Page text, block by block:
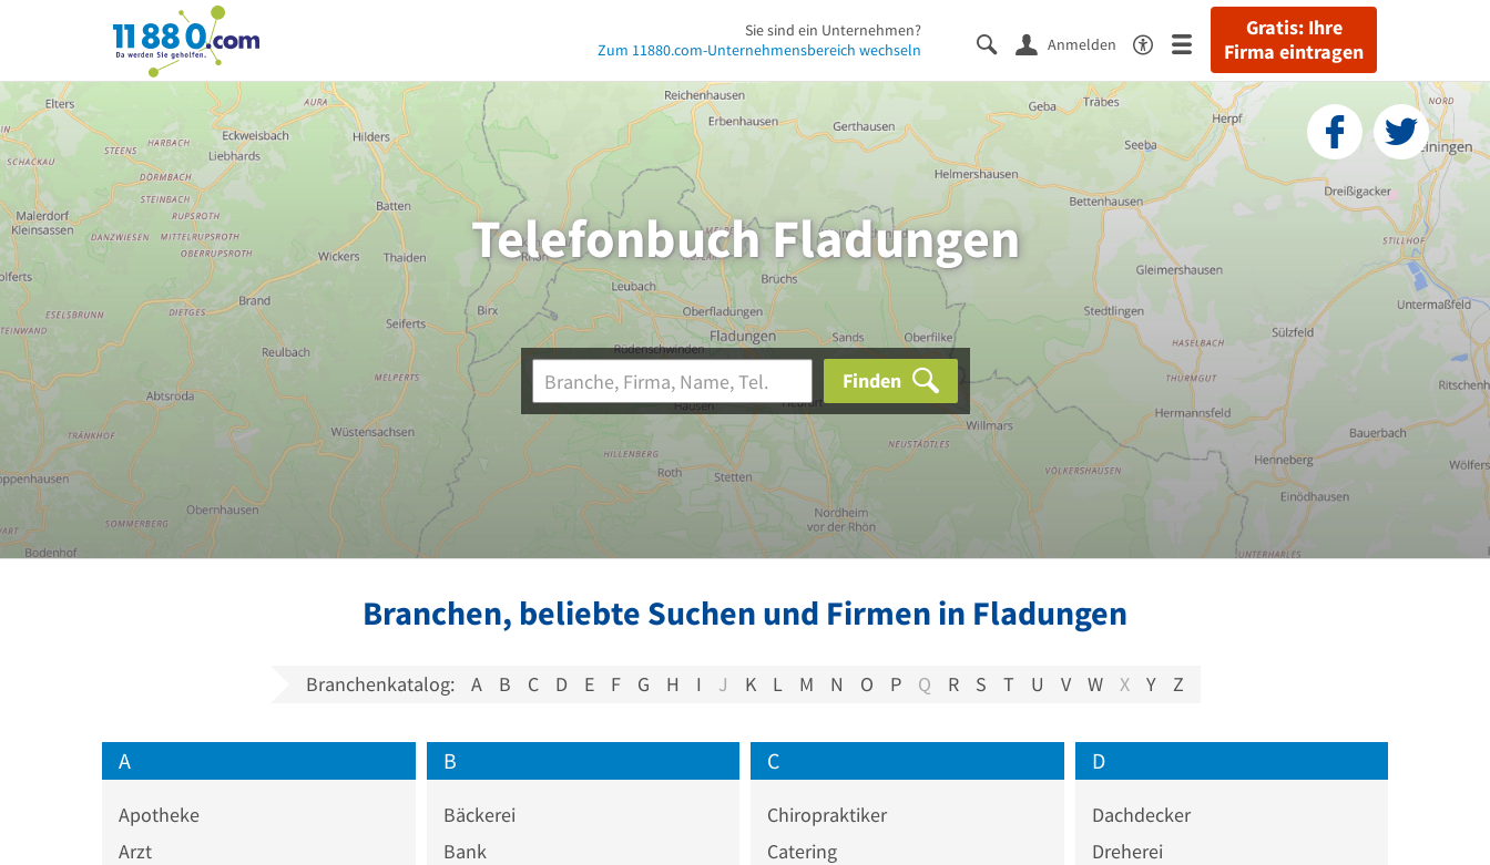
11880.com
Gratis: Ihre
Firma eintragen
Anmelden
Sie sind ein Unternehmen?
Zum 11880.com-Unternehmensbereich wechseln
Telefonbuch Fladungen
Finden
Branchen, beliebte Suchen und Firmen in Fladungen
Branchenkatalog: A B C D E F G H I J K L M N O P Q R S T U V W X Y Z
A
Apotheke
Arzt
B
Bäckerei
Bank
C
Chiropraktiker
Catering
D
Dachdecker
Dreherei